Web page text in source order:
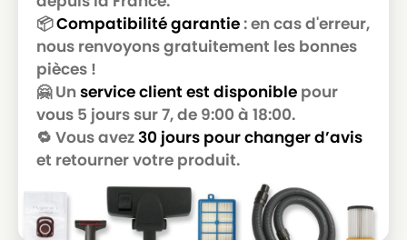
ROWENTA
ROWENTA RO2366EA RO 214501 4Q 0
POWER SPACE
ROWENTA
ROWENTA
ROWENTA RS-RT9976
ROWENTA
ROWENTA ZR 0039 01
📦Compatibilité garantie: en cas d'erreur,
nous renvoyons gratuitement les bonnes
pièces !
🤗 Un service client est disponible pour
vous 5 jours sur 7, de 9:00 à 18:00.
🔁 Vous avez30 jours pour changer d’avis
et retourner votre produit.